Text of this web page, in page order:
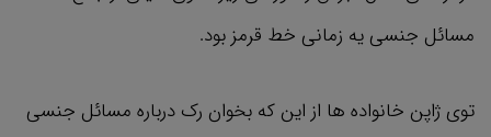
مسائل جنسی یه زمانی خط قرمز بود.
توی ژاپن خانواده ها از این که بخوان رک درباره مسائل جنسی